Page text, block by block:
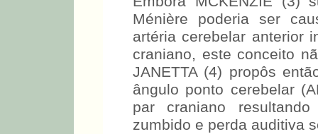
de Ménière poderia ser
artéria cerebelar anterior
craniano, este conceito
JANETTA (4) propôs
ângulo ponto cerebelar
par craniano
zumbido e perda auditiva